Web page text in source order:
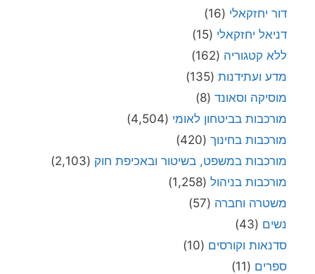
דור יחזקאלי (16)
דניאל יחזקאלי (15)
ללא קטגוריה (162)
מדע ועתידנות (135)
מוסיקה וסאונד (8)
מורכבות בביטחון לאומי (4,504)
מורכבות בחינוך (420)
מורכבות במשפט, בשיטור ובאכיפת חוק (2,103)
מורכבות בניהול (1,258)
משטרה וחברה (57)
נשים (43)
סדנאות וקורסים (10)
ספרים (11)